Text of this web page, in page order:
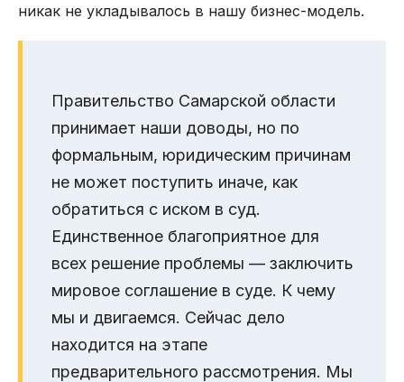
никак не укладывалось в нашу бизнес-модель.
Правительство Самарской области
принимает наши доводы, но по
формальным, юридическим причинам
не может поступить иначе, как
обратиться с иском в суд.
Единственное благоприятное для
всех решение проблемы — заключить
мировое соглашение в суде. К чему
мы и двигаемся. Сейчас дело
находится на этапе
предварительного рассмотрения. Мы